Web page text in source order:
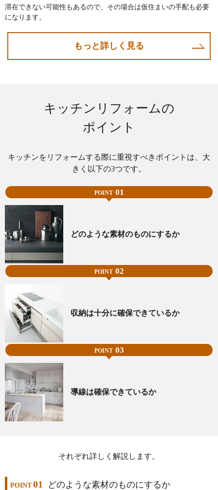
滞在できない可能性もあるので、その場合は仮住まいの手配も必要
になります。
もっと詳しく見る
キッチンリフォームの
ポイント
キッチンをリフォームする際に重視すべきポイントは、大
きく以下の3つです。
POINT 01
どのような素材のものにするか
POINT 02
収納は十分に確保できているか
POINT 03
導線は確保できているか
それぞれ詳しく解説します。
POINT 01 どのような素材のものにするか